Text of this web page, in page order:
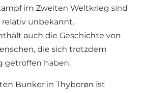
im Zweiten Weltkrieg sind
unbekannt.
auch die Geschichte von
die sich trotzdem
getroffen haben.
Bunker in Thyborøn ist